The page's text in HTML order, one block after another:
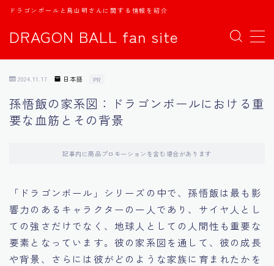
DRAGON BALL fan site
ドラゴンボールと鳥山明さんに関する情報を紹介
MENU
日本語
中文
Español
اللغة العربية
2024.11.17 日本語 PR
孫悟飯の家系図：ドラゴンボールにおける重
要な血筋とその背景
記事内に商品プロモーションを含む場合があります
「ドラゴンボール」シリーズの中で、孫悟飯は最も影
響力のあるキャラクターの一人であり、サイヤ人とし
ての強さだけでなく、地球人としての人間性も重要な
要素となっています。彼の家系図を通して、彼の成長
や背景、さらには彼がどのような家族に育まれたかを